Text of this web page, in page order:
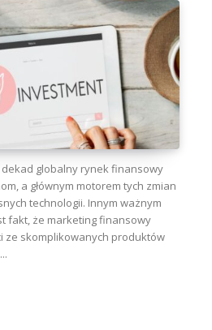
globalny rynek finansowy
a głównym motorem tych zmian
technologii. Innym ważnym
fakt, że marketing finansowy
ze skomplikowanych produktów